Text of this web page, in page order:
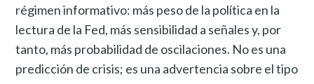
régimen informativo: más peso de la política en la
lectura de la Fed, más sensibilidad a señales y, por
tanto, más probabilidad de oscilaciones. No es una
predicción de crisis; es una advertencia sobre el tipo